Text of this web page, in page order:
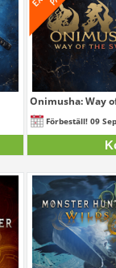
Onimusha: Way
Förbeställ! 09